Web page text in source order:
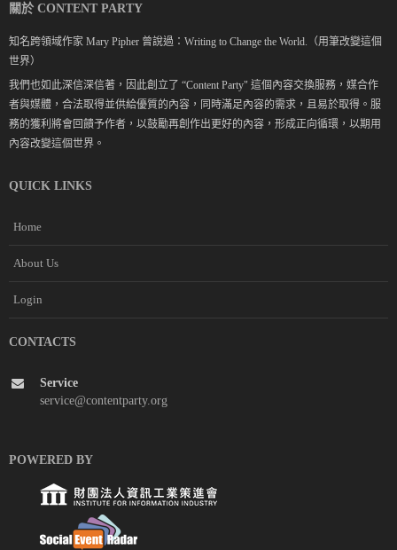
關於 CONTENT PARTY
知名跨領域作家 Mary Pipher 曾說過：Writing to Change the World.（用筆改變這個
世界）
我們也如此深信深信著，因此創立了 “Content Party" 這個內容交換服務，媒合作
者與媒體，合法取得並供給優質的內容，同時滿足內容的需求，且易於取得。服
務的獲利將會回饋予作者，以鼓勵再創作出更好的內容，形成正向循環，以期用
內容改變這個世界。
QUICK LINKS
Home
About Us
Login
CONTACTS
Service
service@contentparty.org
POWERED BY